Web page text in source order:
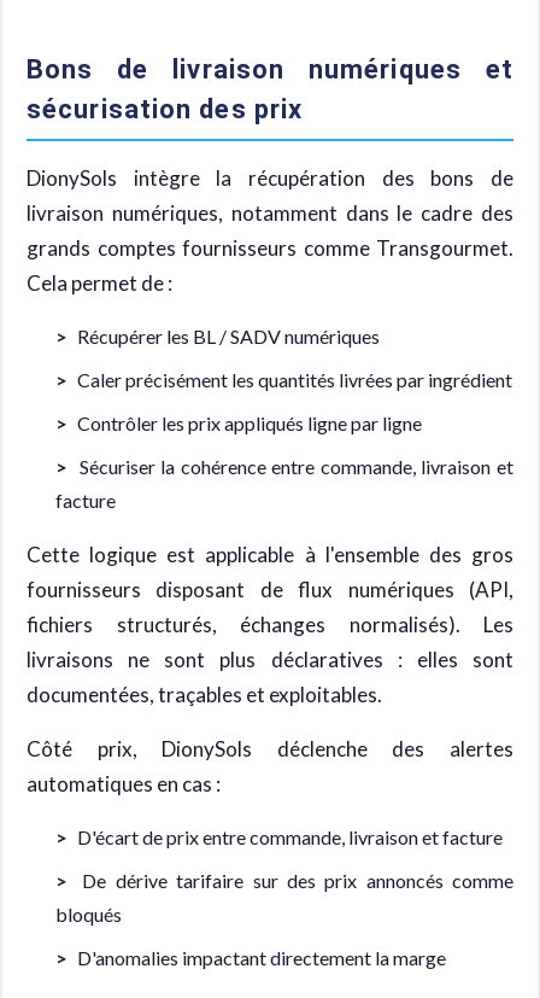
Bons de livraison numériques et
sécurisation des prix
DionySols intègre la récupération des bons de
livraison numériques, notamment dans le cadre des
grands comptes fournisseurs comme Transgourmet.
Cela permet de :
Récupérer les BL / SADV numériques
Caler précisément les quantités livrées par ingrédient
Contrôler les prix appliqués ligne par ligne
Sécuriser la cohérence entre commande, livraison et
facture
Cette logique est applicable à l'ensemble des gros
fournisseurs disposant de flux numériques (API,
fichiers structurés, échanges normalisés). Les
livraisons ne sont plus déclaratives : elles sont
documentées, traçables et exploitables.
Côté prix, DionySols déclenche des alertes
automatiques en cas :
D'écart de prix entre commande, livraison et facture
De dérive tarifaire sur des prix annoncés comme
bloqués
D'anomalies impactant directement la marge